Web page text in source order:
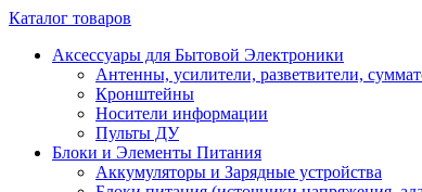
Каталог товаров
Аксессуары для Бытовой Электроники
Антенны, усилители, разветвители,
Кронштейны
Носители информации
Пульты ДУ
Блоки и Элементы Питания
Аккумуляторы и Зарядные устройства